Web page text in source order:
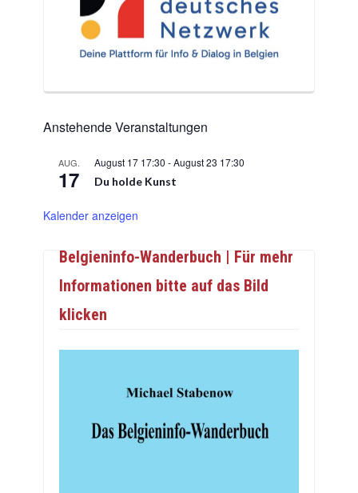
Anstehende Veranstaltungen
AUG.
17
August 17 17:30 -August 23 17:30
Du holde Kunst
Kalender anzeigen
Belgieninfo-Wanderbuch | Für mehr
Informationen bitte auf das Bild
klicken